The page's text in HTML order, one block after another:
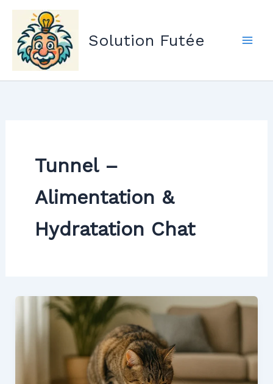
Aller
contenu
Solution Futée
Tunnel –
Alimentation &
Hydratation Chat